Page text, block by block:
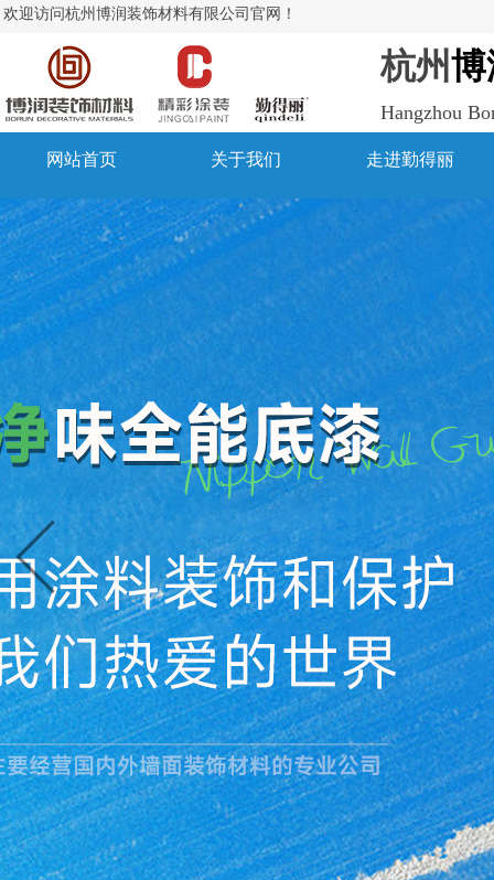
欢迎访问杭州博润装饰材料有限公司官网！
杭州博
Hangzhou
网站首页 关于我们 走进勤得丽